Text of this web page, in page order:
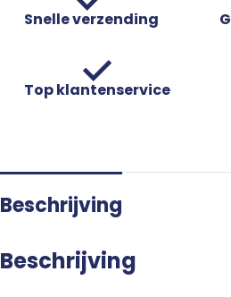
Snelle verzending
Top klantenservice
Beschrijving
Beschrijving